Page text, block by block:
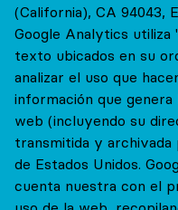
(California), CA 94043,
Google Analytics utiliza
texto ubicados en su
analizar el uso que
información que
web (incluyendo su
transmitida y archivada
de Estados Unidos.
cuenta nuestra con el